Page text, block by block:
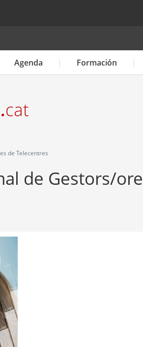
Agenda Formación
de Telecentres
de Gestors/